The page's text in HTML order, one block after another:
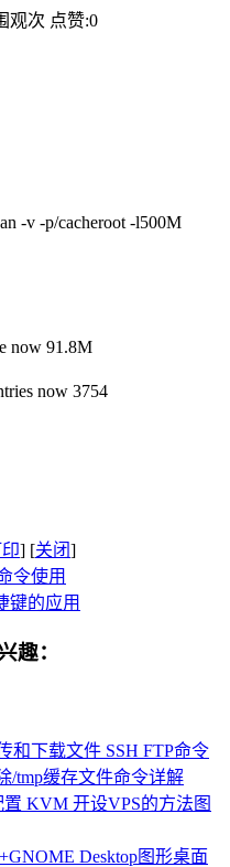
观次 点赞:0
-v -p/cacheroot -l500M
now 91.8M
now 3754
] [关闭]
令使用
键的应用
趣：
和下载文件 SSH FTP命令
/tmp缓存文件命令详解
KVM 开设VPS的方法图
Desktop图形桌面